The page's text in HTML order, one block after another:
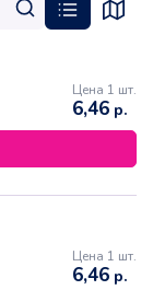
Цена 1 шт.
6,46 р.
Цена 1 шт.
6,46 р.